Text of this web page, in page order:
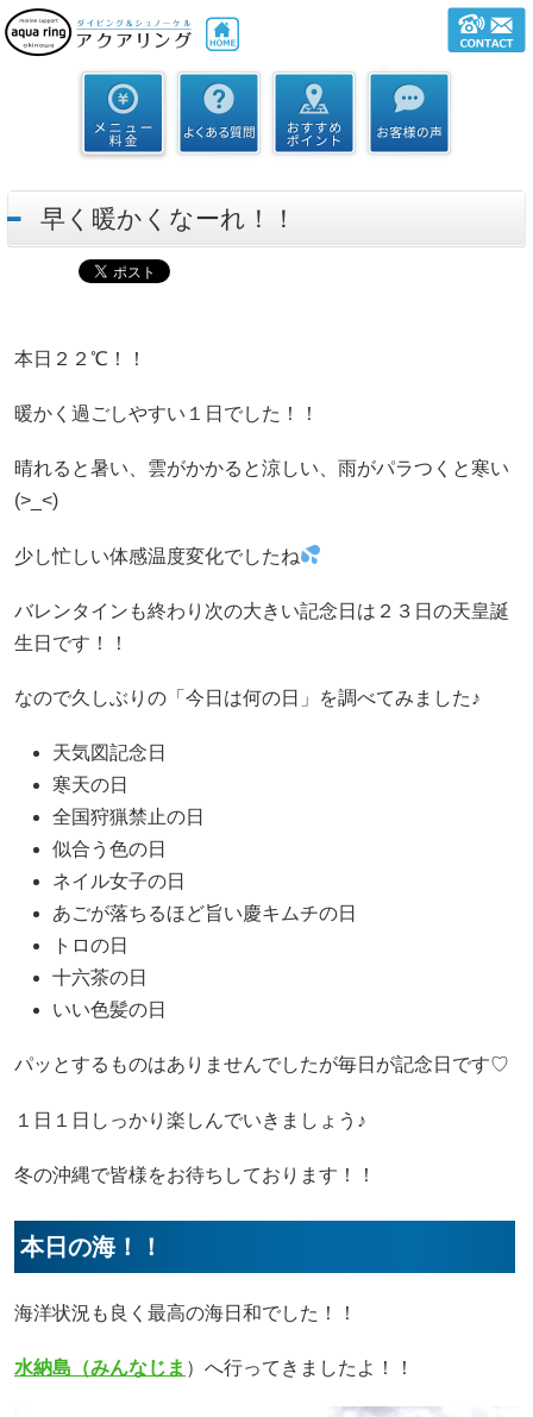
早く暖かくなーれ！！
本日２２℃！！
暖かく過ごしやすい１日でした！！
晴れると暑い、雲がかかると涼しい、雨がパラつくと寒い
(>_<)
少し忙しい体感温度変化でしたね
バレンタインも終わり次の大きい記念日は２３日の天皇誕
生日です！！
なので久しぶりの「今日は何の日」を調べてみました♪
天気図記念日
寒天の日
全国狩猟禁止の日
似合う色の日
ネイル女子の日
あごが落ちるほど旨い慶キムチの日
トロの日
十六茶の日
いい色髪の日
パッとするものはありませんでしたが毎日が記念日です♡
１日１日しっかり楽しんでいきましょう♪
冬の沖縄で皆様をお待ちしております！！
本日の海！！
海洋状況も良く最高の海日和でした！！
水納島（みんなじま ）へ行ってきましたよ！！